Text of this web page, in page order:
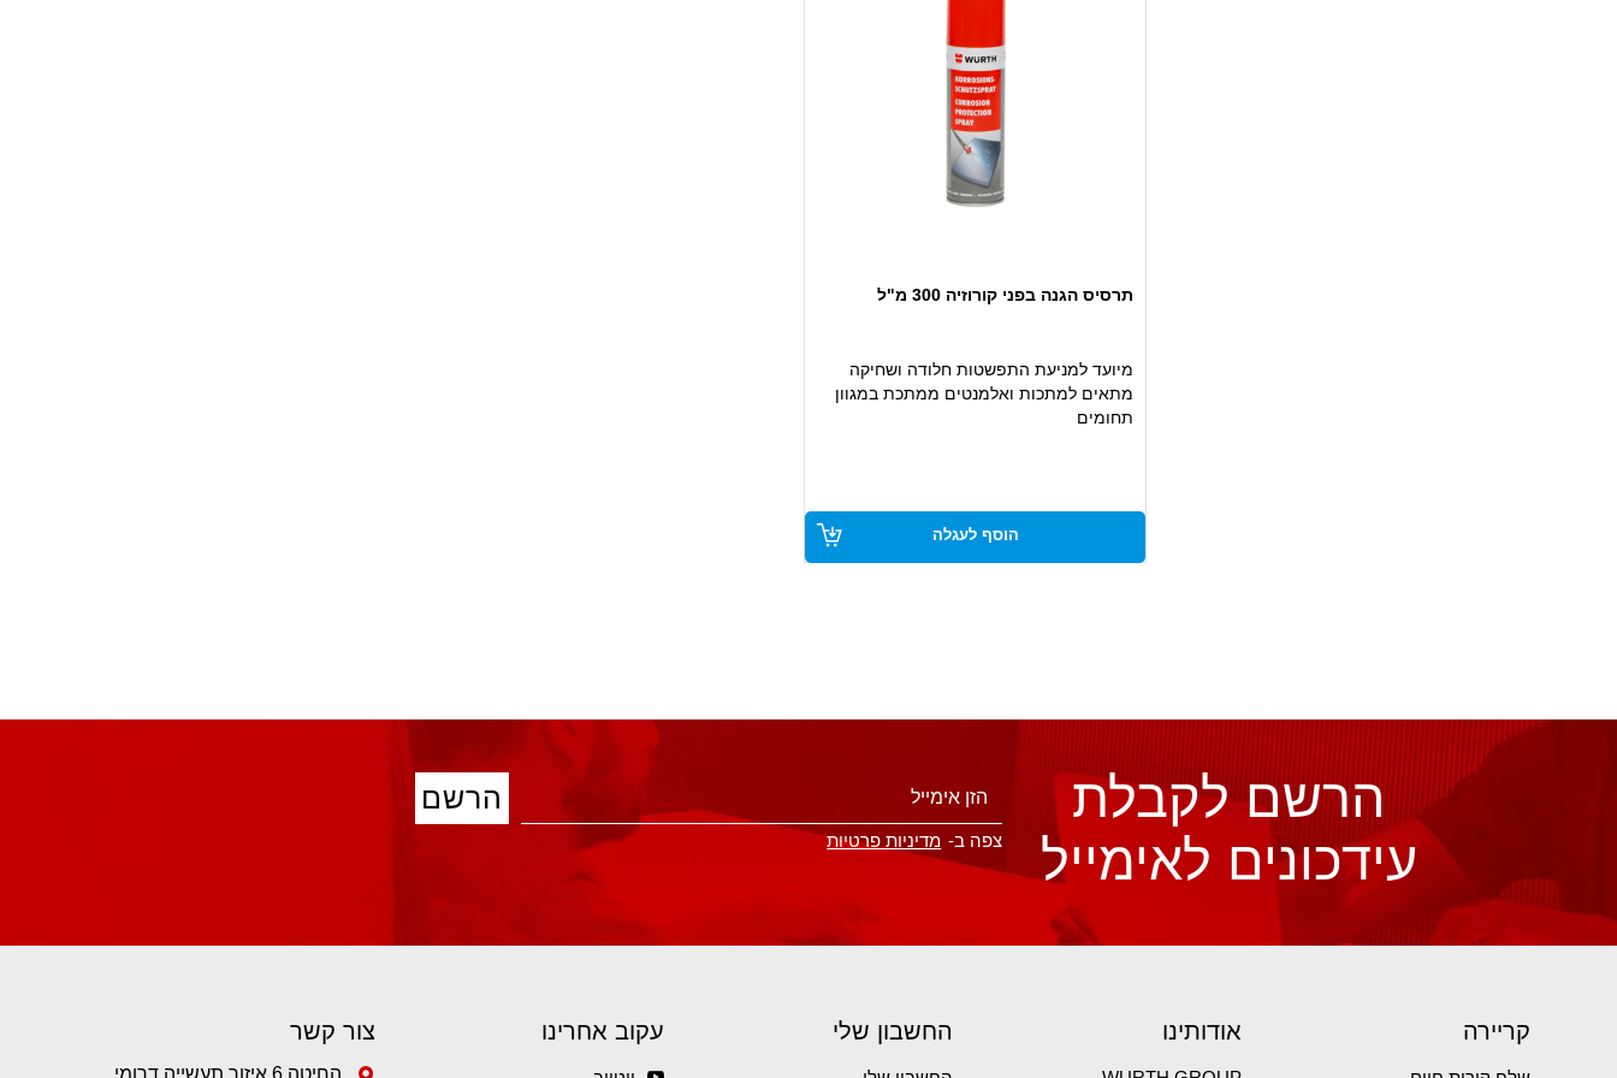
תרסיס הגנה בפני קורוזיה 300 מ"ל
מיועד למניעת התפשטות חלודה ושחיקה
מתאים למתכות ואלמנטים ממתכת במגוון
תחומים
ובסביבות רטובות
הוסף לעגלה
הרשם לקבלת
עידכונים לאימייל
צפה ב- מדיניות פרטיות
קריירה אודותינו החשבון שלי עקוב אחרינו צור קשר
החיטה 6 איזור תעשייה דרומי קיסריה.